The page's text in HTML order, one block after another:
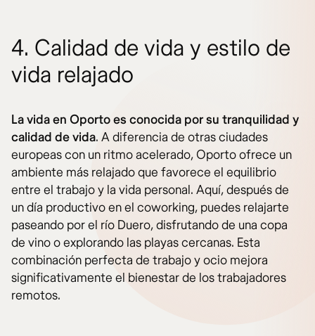
4. Calidad de vida y estilo de
vida relajado
La vida en Oporto es conocida por su tranquilidad y
calidad de vida. A diferencia de otras ciudades
europeas con un ritmo acelerado, Oporto ofrece un
ambiente más relajado que favorece el equilibrio
entre el trabajo y la vida personal. Aquí, después de
un día productivo en el coworking, puedes relajarte
paseando por el río Duero, disfrutando de una copa
de vino o explorando las playas cercanas. Esta
combinación perfecta de trabajo y ocio mejora
significativamente el bienestar de los trabajadores
remotos.